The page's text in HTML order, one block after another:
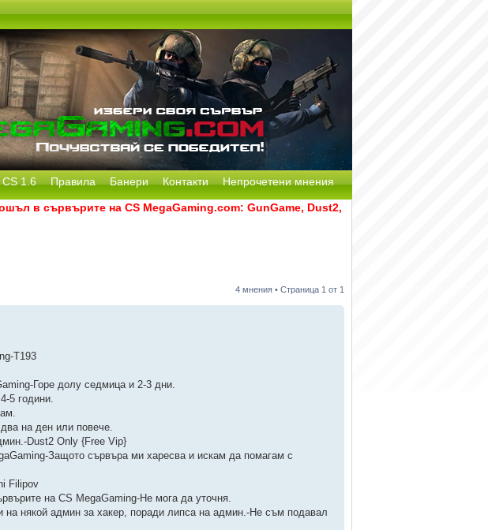
CS 1.6 Правила Банери Контакти Непрочетени мнения
в сървърите на CS MegaGaming.com: GunGame, Dust2, CS:GO Remake [Multi-Mod]
4 мнения • Страница 1 от 1
T193
Горе долу седмица и 2-3 дни.
5 години.
на ден или повече.
Dust2 Only {Free Vip}
Защото сървъра ми харесва и искам да помагам с
Filipov
на CS MegaGaming-Не мога да уточня.
някой админ за хакер, поради липса на админ.-Не съм подавал